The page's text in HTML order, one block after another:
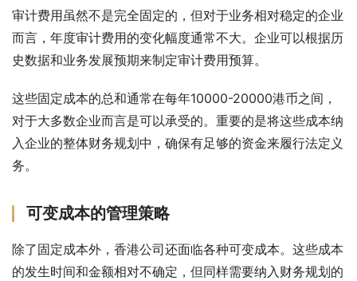
审计费用虽然不是完全固定的，但对于业务相对稳定的企业
而言，年度审计费用的变化幅度通常不大。企业可以根据历
史数据和业务发展预期来制定审计费用预算。
这些固定成本的总和通常在每年10000-20000港币之间，
对于大多数企业而言是可以承受的。重要的是将这些成本纳
入企业的整体财务规划中，确保有足够的资金来履行法定义
务。
可变成本的管理策略
除了固定成本外，香港公司还面临各种可变成本。这些成本
的发生时间和金额相对不确定，但同样需要纳入财务规划的